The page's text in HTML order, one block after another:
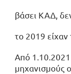
βάσει ΚΑΔ,
το 2019
Από
μηχανισμούς